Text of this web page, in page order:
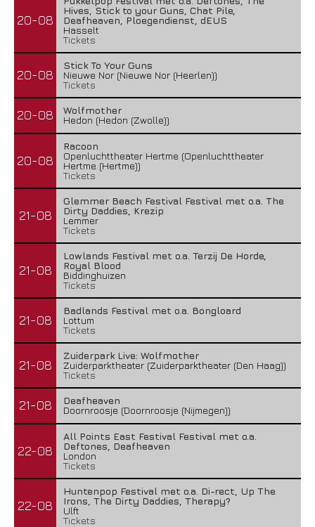
20-08
Hives, Stick to your Guns, Chat Pile,
Deafheaven, Ploegendienst, dEUS
Hasselt
Tickets
20-08
Stick To Your Guns
Nieuwe Nor (Nieuwe Nor (Heerlen))
Tickets
20-08
Wolfmother
Hedon (Hedon (Zwolle))
20-08
Racoon
Openluchttheater Hertme (Openluchttheater
Hertme (Hertme))
Tickets
21-08
Glemmer Beach Festival Festival met o.a. The
Dirty Daddies, Krezip
Lemmer
Tickets
21-08
Lowlands Festival met o.a. Terzij De Horde,
Royal Blood
Biddinghuizen
Tickets
21-08
Badlands Festival met o.a. Bongloard
Lottum
Tickets
21-08
Zuiderpark Live: Wolfmother
Zuiderparktheater (Zuiderparktheater (Den Haag))
Tickets
21-08
Deafheaven
Doornroosje (Doornroosje (Nijmegen))
22-08
All Points East Festival Festival met o.a.
Deftones, Deafheaven
London
Tickets
22-08
Huntenpop Festival met o.a. Di-rect, Up The
Irons, The Dirty Daddies, Therapy?
Ulft
Tickets